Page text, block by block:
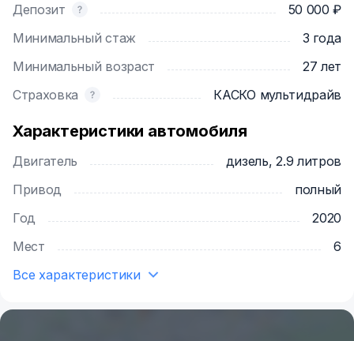
Депозит
50 000 ₽
Минимальный стаж
3 года
Минимальный возраст
27 лет
Страховка
КАСКО мультидрайв
Характеристики автомобиля
Двигатель
дизель, 2.9 литров
Привод
полный
Год
2020
Мест
6
Все характеристики